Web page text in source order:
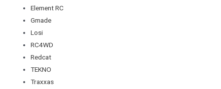
Element RC
Gmade
Losi
RC4WD
Redcat
TEKNO
Traxxas